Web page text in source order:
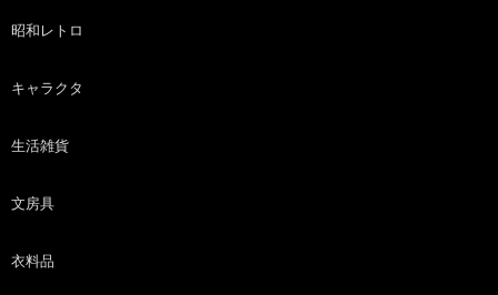
昭和レトロ
キャラクタ
生活雑貨
文房具
衣料品